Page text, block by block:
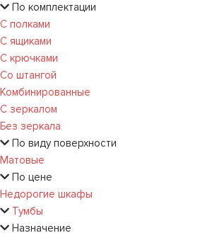
По комплектации
С полками
С ящиками
С крючками
Со штангой
Комбинированные
С зеркалом
Без зеркала
По виду поверхности
Матовые
По цене
Недорогие шкафы
Тумбы
Назначение